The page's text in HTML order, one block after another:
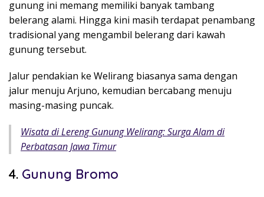
gunung ini memang memiliki banyak tambang
belerang alami. Hingga kini masih terdapat penambang
tradisional yang mengambil belerang dari kawah
gunung tersebut.
Jalur pendakian ke Welirang biasanya sama dengan
jalur menuju Arjuno, kemudian bercabang menuju
masing-masing puncak.
Wisata di Lereng Gunung Welirang: Surga Alam di
Perbatasan Jawa Timur
4. Gunung Bromo